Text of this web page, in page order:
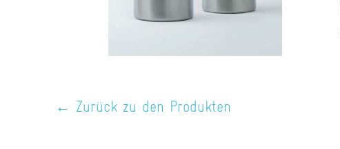
← Zurück zu den Produkten